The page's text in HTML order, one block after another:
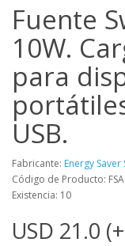
Fuente
10W.
para
USB.
Fabricante: Energy Saver
Código de Producto:
Existencia: 10
USD 21.0